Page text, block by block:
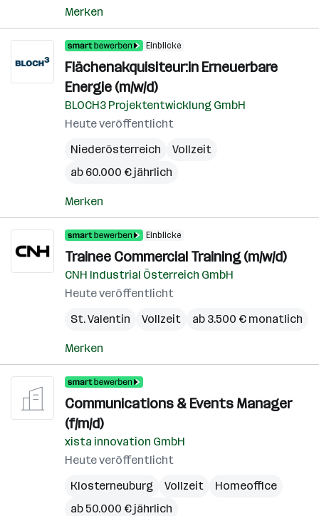
Merken
Einblicke
Flächenakquisiteur:in Erneuerbare
Energie (m/w/d)
BLOCH3 Projektentwicklung GmbH
Heute veröffentlicht
Niederösterreich
Vollzeit
ab 60.000 € jährlich
Merken
Einblicke
Trainee Commercial Training (m/w/d)
CNH Industrial Österreich GmbH
Heute veröffentlicht
St. Valentin
Vollzeit ab 3.500 € monatlich
Merken
Communications & Events Manager
(f/m/d)
xista innovation GmbH
Heute veröffentlicht
Klosterneuburg
Vollzeit
Homeoffice
ab 50.000 € jährlich